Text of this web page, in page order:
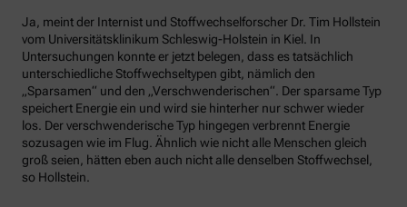
Ja, meint der Internist und Stoffwechselforscher Dr. Tim Hollstein
vom Universitätsklinikum Schleswig-Holstein in Kiel. In
Untersuchungen konnte er jetzt belegen, dass es tatsächlich
unterschiedliche Stoffwechseltypen gibt, nämlich den
„Sparsamen“ und den „Verschwenderischen“. Der sparsame Typ
speichert Energie ein und wird sie hinterher nur schwer wieder
los. Der verschwenderische Typ hingegen verbrennt Energie
sozusagen wie im Flug. Ähnlich wie nicht alle Menschen gleich
groß seien, hätten eben auch nicht alle denselben Stoffwechsel,
so Hollstein.